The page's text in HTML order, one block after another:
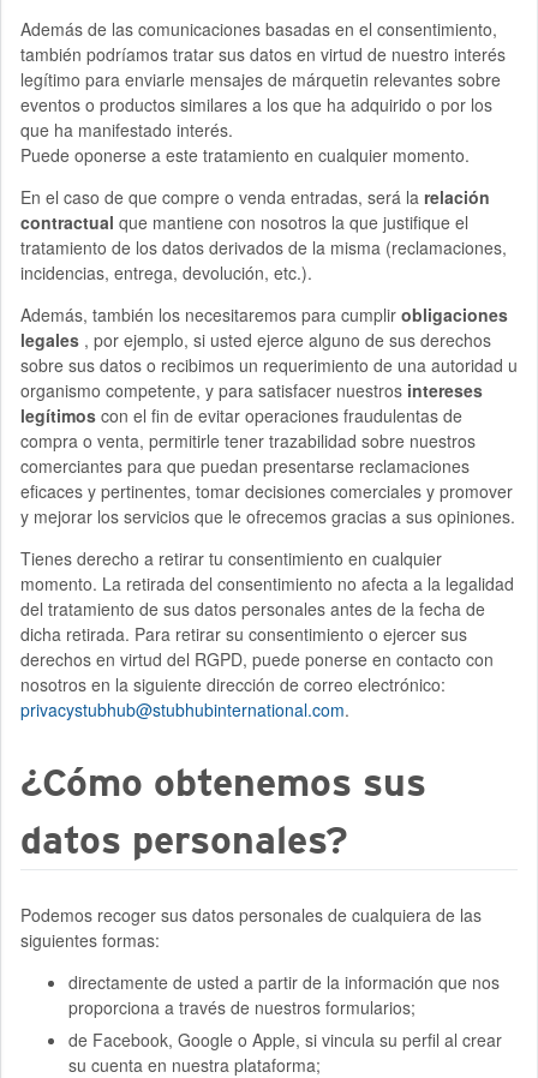
Además de las comunicaciones basadas en el consentimiento,
también podríamos tratar sus datos en virtud de nuestro interés
legítimo para enviarle mensajes de márquetin relevantes sobre
eventos o productos similares a los que ha adquirido o por los
que ha manifestado interés.
Puede oponerse a este tratamiento en cualquier momento.
En el caso de que compre o venda entradas, será la relación
contractual que mantiene con nosotros la que justifique el
tratamiento de los datos derivados de la misma (reclamaciones,
incidencias, entrega, devolución, etc.).
Además, también los necesitaremos para cumplir obligaciones
legales , por ejemplo, si usted ejerce alguno de sus derechos
sobre sus datos o recibimos un requerimiento de una autoridad u
organismo competente, y para satisfacer nuestros intereses
legítimos con el fin de evitar operaciones fraudulentas de
compra o venta, permitirle tener trazabilidad sobre nuestros
comerciantes para que puedan presentarse reclamaciones
eficaces y pertinentes, tomar decisiones comerciales y promover
y mejorar los servicios que le ofrecemos gracias a sus opiniones.
Tienes derecho a retirar tu consentimiento en cualquier
momento. La retirada del consentimiento no afecta a la legalidad
del tratamiento de sus datos personales antes de la fecha de
dicha retirada. Para retirar su consentimiento o ejercer sus
derechos en virtud del RGPD, puede ponerse en contacto con
nosotros en la siguiente dirección de correo electrónico:
privacystubhub@stubhubinternational.com.
¿Cómo obtenemos sus
datos personales?
Podemos recoger sus datos personales de cualquiera de las
siguientes formas:
directamente de usted a partir de la información que nos
proporciona a través de nuestros formularios;
de Facebook, Google o Apple, si vincula su perfil al crear
su cuenta en nuestra plataforma;